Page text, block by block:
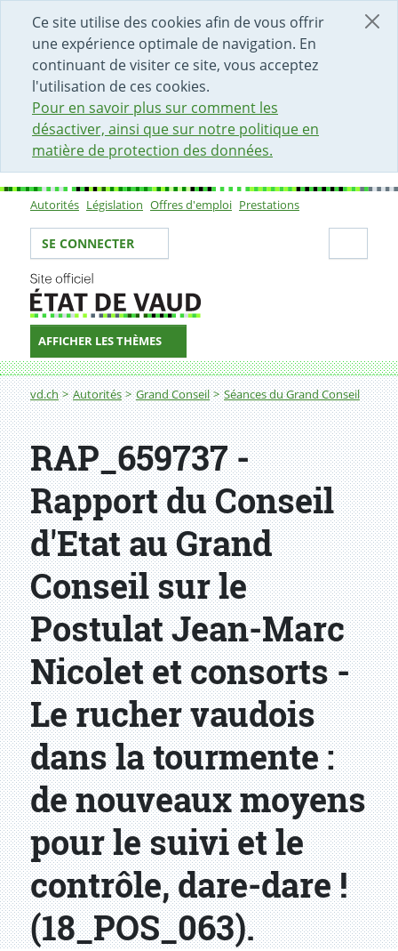
Ce site utilise des cookies afin de vous offrir
une expérience optimale de navigation. En
continuant de visiter ce site, vous acceptez
l'utilisation de ces cookies.
Pour en savoir plus sur comment les
désactiver, ainsi que sur notre politique en
matière de protection des données.
DÉBUT DU CONTENU DE LA PAGE
ACCÈS AU CHAMP DE RECHERCHE
PAGE D'ACCUEIL
FORMULAIRE DE CONTACT
Sous-navigation
Autorités Législation Offres d'emploi Prestations
Votre identité
SE CONNECTER
AFFICHER LES THÈMES
Fil d'Ariane
vd.ch Autorités Grand Conseil Séances du Grand Conseil
RAP_659737 -
Rapport du Conseil
d'Etat au Grand
Conseil sur le
Postulat Jean-Marc
Nicolet et consorts -
Le rucher vaudois
dans la tourmente :
de nouveaux moyens
pour le suivi et le
contrôle, dare-dare !
(18_POS_063).